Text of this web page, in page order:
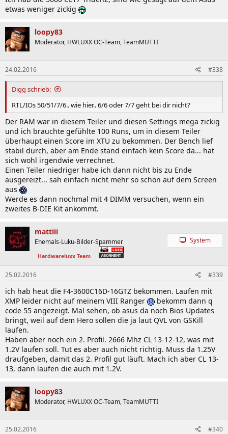
etwas weniger zickig
loopy83
Moderator, HWLUXX OC-Team, TeamMUTTI
24.02.2016 #338
Digg schrieb:
RTL/IOs 50/51/7/6.. wie hier.. 6/6 oder 7/7 geht bei dir nicht?
Der RAM war in diesem Teiler und diesen Settings mega zickig
und ich brauchte gefühlte 100 Runs, um in diesem Teiler
überhaupt einen Score im XTU zu bekommen. Der Bench lief
stabil durch, aber am Ende stand einfach kein Score da... hat
sich wohl irgendwie verrechnet.
Einen Teiler niedriger habe ich dann nicht bis zu Ende
ausgereizt... sah einfach nicht mehr so schön auf dem Screen
aus
Werde es dann nochmal mit 4 DIMM versuchen, wenn ein
zweites B-DIE Kit ankommt.
mattiii
Ehemals-Luku-Bilder-Spammer
Hardwareluxx Team
System
25.02.2016 #339
ich hab heut die F4-3600C16D-16GTZ bekommen. Laufen mit
XMP leider nicht auf meinem VIII Ranger
bekomm dann q
code 55 angezeigt. Mal sehen, ob asus da noch Bios Updates
bringt, weil auf dem Hero sollen die ja laut QVL von GSKill
laufen.
Haben aber noch ein 2. Profil. 2666 Mhz CL 13-12-12, was mit
1.2V laufen soll. Tut es aber auch nicht richtig. Muss da 1.25V
draufgeben, damit das 2. Profil gut läuft. Mach ich aber CL 13-
13, dann laufen die auch mit 1.2V.
loopy83
Moderator, HWLUXX OC-Team, TeamMUTTI
25.02.2016 #340